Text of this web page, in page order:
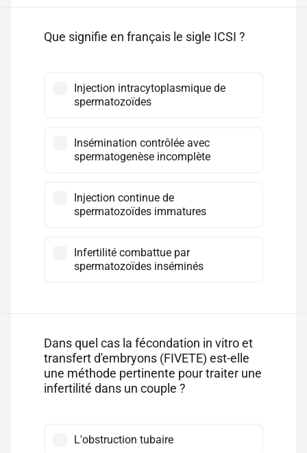
Que signifie en français le sigle ICSI ?
Injection intracytoplasmique de
spermatozoïdes
Insémination contrôlée avec
spermatogenèse incomplète
Injection continue de
spermatozoïdes immatures
Infertilité combattue par
spermatozoïdes inséminés
Dans quel cas la fécondation in vitro et
transfert d'embryons (FIVETE) est-elle
une méthode pertinente pour traiter une
infertilité dans un couple ?
L'obstruction tubaire